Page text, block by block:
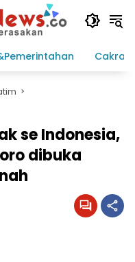
se Indonesia,
dibuka